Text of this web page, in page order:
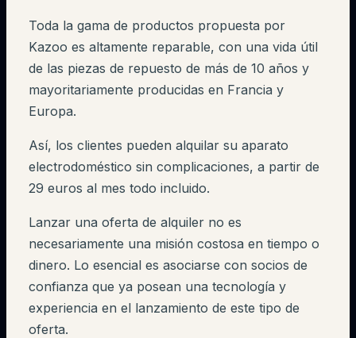
Toda la gama de productos propuesta por
Kazoo es altamente reparable, con una vida útil
de las piezas de repuesto de más de 10 años y
mayoritariamente producidas en Francia y
Europa.
Así, los clientes pueden alquilar su aparato
electrodoméstico sin complicaciones, a partir de
29 euros al mes todo incluido.
Lanzar una oferta de alquiler no es
necesariamente una misión costosa en tiempo o
dinero. Lo esencial es asociarse con socios de
confianza que ya posean una tecnología y
experiencia en el lanzamiento de este tipo de
oferta.